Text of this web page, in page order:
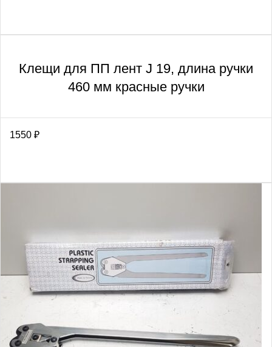
Клещи для ПП лент J 19, длина ручки
460 мм красные ручки
1550 ₽